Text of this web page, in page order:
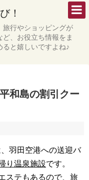
！
旅行やショッピングが
、お役立ち情報をま
と嬉しいですよね♪
和島の割引クー
、羽田空港への送迎バ
り温泉施設です。
ステもあるので、旅